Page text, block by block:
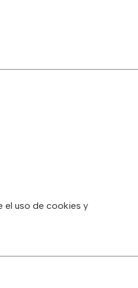
el uso de cookies y